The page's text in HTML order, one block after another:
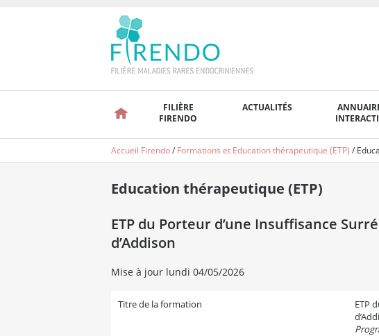
FILIÈRE
FIRENDO
ACTUALITÉS
Accueil Firendo/Formations et Education thérapeutique (ETP) /
Education thérapeutique (ETP)
ETP du Porteur d’une Insuffisance
d’Addison
Mise à jour lundi 04/05/2026
Titre de la formation
ETP